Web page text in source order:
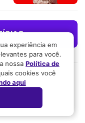
experiência em
para você.
nossaPolítica de
cookies você
aqui